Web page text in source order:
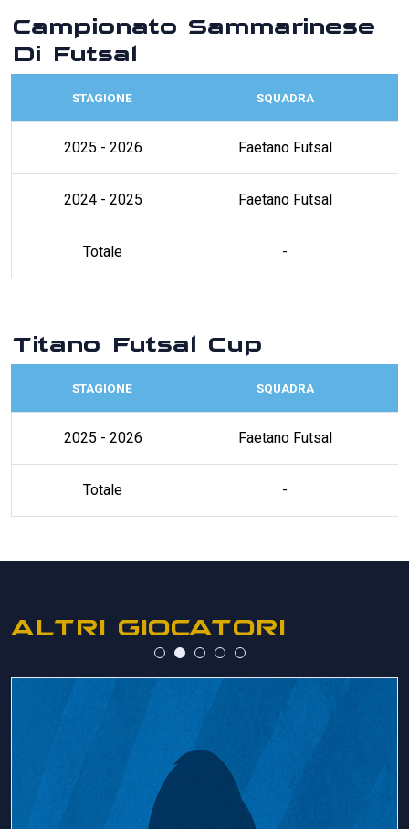
Campionato Sammarinese
Di Futsal
STAGIONE SQUADRA
2025 - 2026 Faetano Futsal
2024 - 2025 Faetano Futsal
Totale -
Titano Futsal Cup
STAGIONE SQUADRA
2025 - 2026 Faetano Futsal
Totale -
ALTRI GIOCATORI